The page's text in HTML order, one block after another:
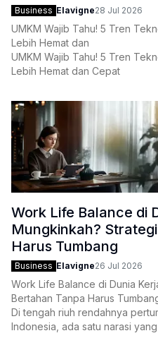
Business Elavigne28 Jul 2026
UMKM Wajib Tahu! 5 Tren
Lebih Hemat dan
UMKM Wajib Tahu! 5 Tren
Lebih Hemat dan Cepat
Cepat
Pernahkah Anda merasa
malam, namun di akhir bulan
Work Life Balance di
Mungkinkah?
Harus Tumbang
Business Elavigne26 Jul 2026
Work Life Balance di Dunia
Bertahan Tanpa Harus
Di tengah riuh rendahnya
Indonesia, ada satu narasi